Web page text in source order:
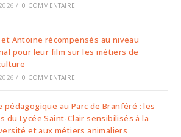
/ 0 COMMENTAIRE
et Antoine récompensés au niveau
pour leur film sur les métiers de
/ 0 COMMENTAIRE
pédagogique au Parc de Branféré : les
du Lycée Saint-Clair sensibilisés à la
et aux métiers animaliers